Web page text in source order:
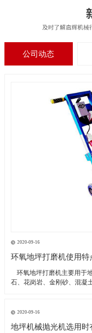
公司动态
2020-09-16
环氧地坪打磨机使用特
环氧地坪打磨机主要用于
石、花岗岩、金刚砂、混凝
地坪工程处理的必备设
2020-09-16
地坪机械抛光机选用时